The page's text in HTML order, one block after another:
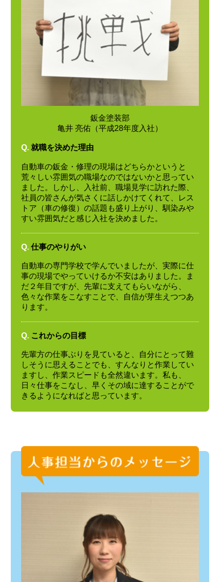
鈑金塗装部
亀井 亮佑（平成28年度入社）
Q. 就職を決めた理由
自動車の鈑金・修理の現場はどちらかというと
荒々しい雰囲気の職場なのではないかと思ってい
ました。しかし、入社前、職場見学に訪れた際、
社員の皆さんが気さくに話しかけてくれて、レス
トア（車の修復）の話題も盛り上がり、馴染みや
すい雰囲気だと感じ入社を決めました。
Q. 仕事のやりがい
自動車の専門学校で学んでいましたが、実際に仕
事の現場でやっていけるか不安はありました。ま
だ２年目ですが、先輩に支えてもらいながら、
色々な作業をこなすことで、自信が芽生えつつあ
ります。
Q. これからの目標
先輩方の仕事ぶりを見ていると、自分にとって難
しそうに思えることでも、すんなりと作業してい
ますし、作業スピードも全然違います。私も、
日々仕事をこなし、早くその域に達することがで
きるようになればと思っています。